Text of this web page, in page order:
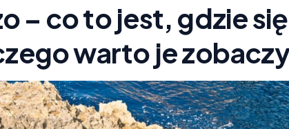
– co to jest, gdzie się
warto je